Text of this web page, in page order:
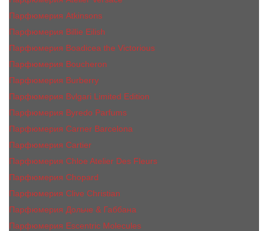
Парфюмерия Atkinsons
Парфюмерия Billie Eilish
Парфюмерия Boadicea the Victorious
Парфюмерия Boucheron
Парфюмерия Burberry
Парфюмерия Bvlgari Limited Edition
Парфюмерия Byredo Parfums
Парфюмерия Carner Barcelona
Парфюмерия Cartier
Парфюмерия Chloe Atelier Des Fleurs
Парфюмерия Сhopard
Парфюмерия Clive Christian
Парфюмерия Дольче & Габбана
Парфюмерия Escentric Molecules